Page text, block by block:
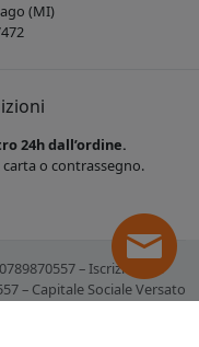
(MI)
24h dall’ordine.
o contrassegno.
– Iscrizione al
– Capitale Sociale Versato